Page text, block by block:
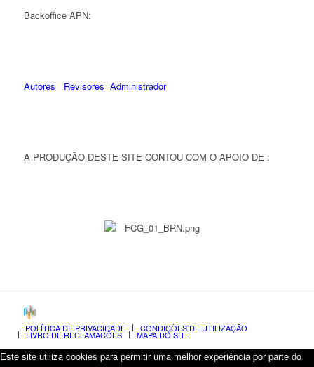
Backoffice APN:
Autores Revisores Administrador
A PRODUÇÃO DESTE SITE CONTOU COM O APOIO DE :
POLÍTICA DE PRIVACIDADE CONDIÇÕES DE UTILIZAÇÃO
LIVRO DE RECLAMAÇÕES MAPA DO SITE
Este site utiliza cookies para permitir uma melhor experiência por parte do